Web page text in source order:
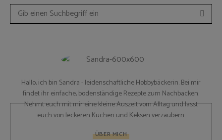
Search
Hallo, ich bin Sandra - leidenschaftliche Hobbybäckerin. Bei mir
findet ihr einfache, bodenständige Rezepte zum Nachbacken.
Nehmt euch mit mir eine kleine Auszeit vom Alltag und lasst
euch von leckeren Kuchen und Keksen verzaubern.
ÜBER MICH